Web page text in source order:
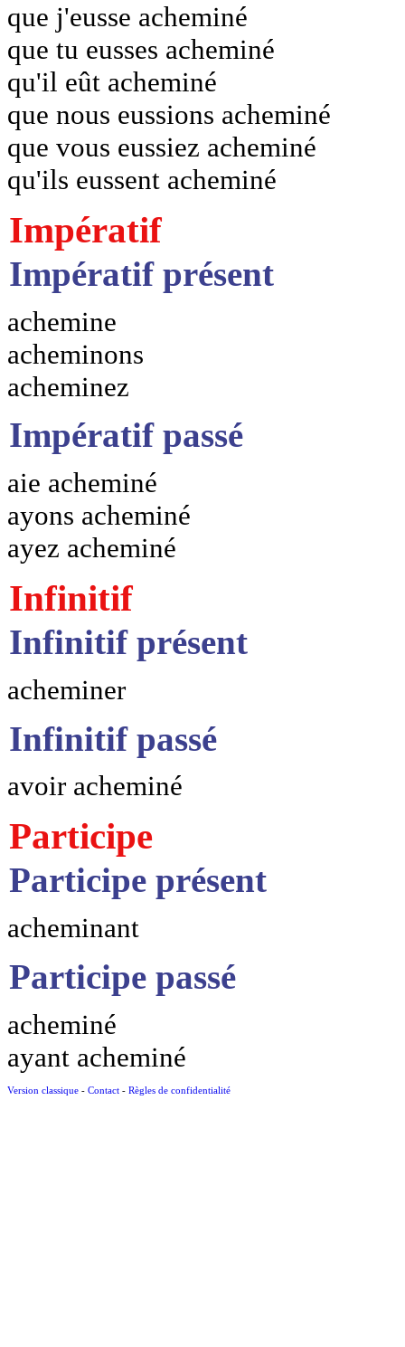
que j'eusse acheminé
que tu eusses acheminé
qu'il eût acheminé
que nous eussions acheminé
que vous eussiez acheminé
qu'ils eussent acheminé
Impératif
Impératif présent
achemine
acheminons
acheminez
Impératif passé
aie acheminé
ayons acheminé
ayez acheminé
Infinitif
Infinitif présent
acheminer
Infinitif passé
avoir acheminé
Participe
Participe présent
acheminant
Participe passé
acheminé
ayant acheminé
Version classique - Contact - Règles de confidentialité